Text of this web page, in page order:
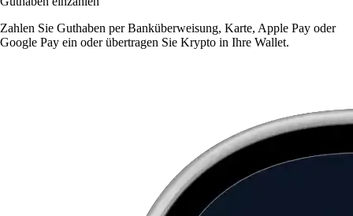
Zahlen Sie Guthaben per Banküberweisung, Karte, Apple Pay oder
Google Pay ein oder übertragen Sie Krypto in Ihre Wallet.